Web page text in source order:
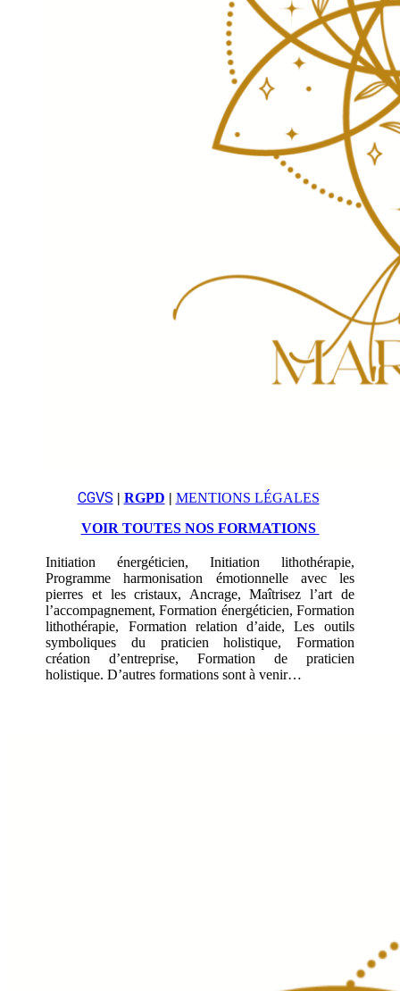
CGVS | RGPD | MENTIONS LÉGALES
VOIR TOUTES NOS FORMATIONS
Initiation énergéticien, Initiation lithothérapie,
Programme harmonisation émotionnelle avec les
pierres et les cristaux, Ancrage, Maîtrisez l’art de
l’accompagnement, Formation énergéticien, Formation
lithothérapie, Formation relation d’aide, Les outils
symboliques du praticien holistique, Formation
création d’entreprise, Formation de praticien
holistique. D’autres formations sont à venir…